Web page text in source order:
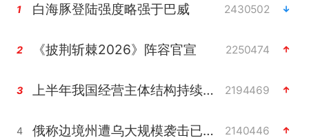
1 白海豚登陆强度略强于巴威 2430502
2 《披荆斩棘2026》阵容官宣 2250474
3 上半年我国经营主体结构持续优化 2194469
4 俄称边境州遭乌大规模袭击已致13伤 2140446